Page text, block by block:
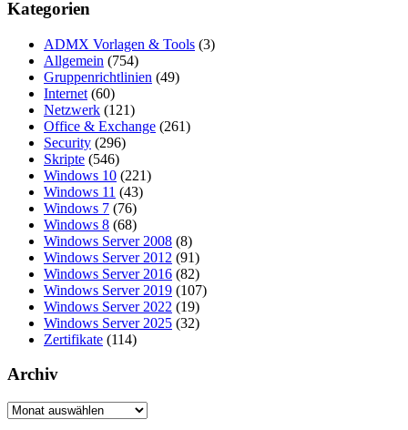
Kategorien
ADMX Vorlagen & Tools (3)
Allgemein (754)
Gruppenrichtlinien (49)
Internet (60)
Netzwerk (121)
Office & Exchange (261)
Security (296)
Skripte (546)
Windows 10 (221)
Windows 11 (43)
Windows 7 (76)
Windows 8 (68)
Windows Server 2008 (8)
Windows Server 2012 (91)
Windows Server 2016 (82)
Windows Server 2019 (107)
Windows Server 2022 (19)
Windows Server 2025 (32)
Zertifikate (114)
Archiv
Archiv